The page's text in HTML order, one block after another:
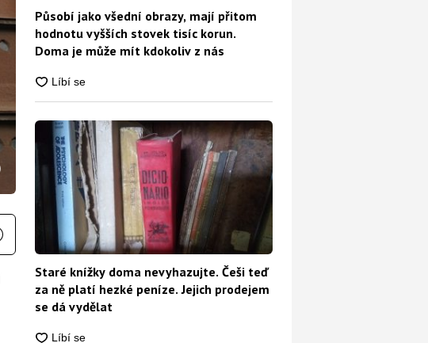
Působí jako všední obrazy, mají přitom
hodnotu vyšších stovek tisíc korun.
Doma je může mít kdokoliv z nás
Staré knížky doma nevyhazujte. Češi teď
za ně platí hezké peníze. Jejich prodejem
se dá vydělat